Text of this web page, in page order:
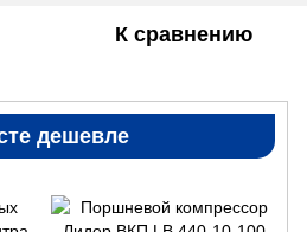
К сравнению
дешевле